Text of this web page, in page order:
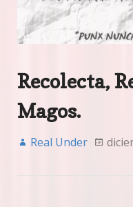
Recolecta,
Magos.
Real Under